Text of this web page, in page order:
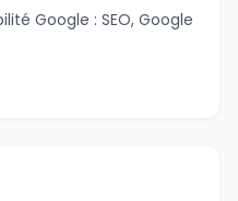
Google : SEO, Google